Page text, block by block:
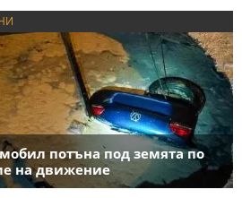
потъна под земята по
на движение